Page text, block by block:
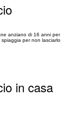
anziano di 16 anni per
per non lasciarlo
in casa